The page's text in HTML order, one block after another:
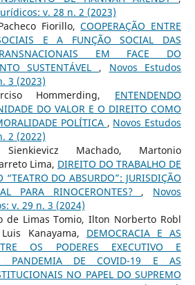
v. 28 n. 2 (2023)
Fiorillo,COOPERAÇÃO ENTRE
E A FUNÇÃO SOCIAL DAS
EM FACE DO
SUSTENTÁVEL , Novos Estudos
3 (2023)
Hommerding, ENTENDENDO
DO VALOR E O DIREITO COMO
POLÍTICA , Novos Estudos
2 (2022)
Machado, Martonio
Lima, DIREITO DO TRABALHO DE
“TEATRO DO ABSURDO”: JURISDIÇÃO
PARA RINOCERONTES? , Novos
v. 29 n. 3 (2024)
de Limas Tomio, Ilton Norberto Robl
Kanayama, DEMOCRACIA E AS
OS PODERES EXECUTIVO E
PANDEMIA DE COVID-19 E AS
NO PAPEL DO SUPREMO